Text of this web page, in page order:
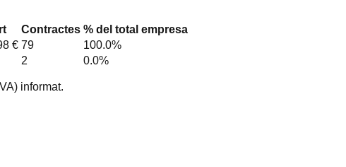
Contractes % del total empresa
€ 79 100.0%
2 0.0%
informat.